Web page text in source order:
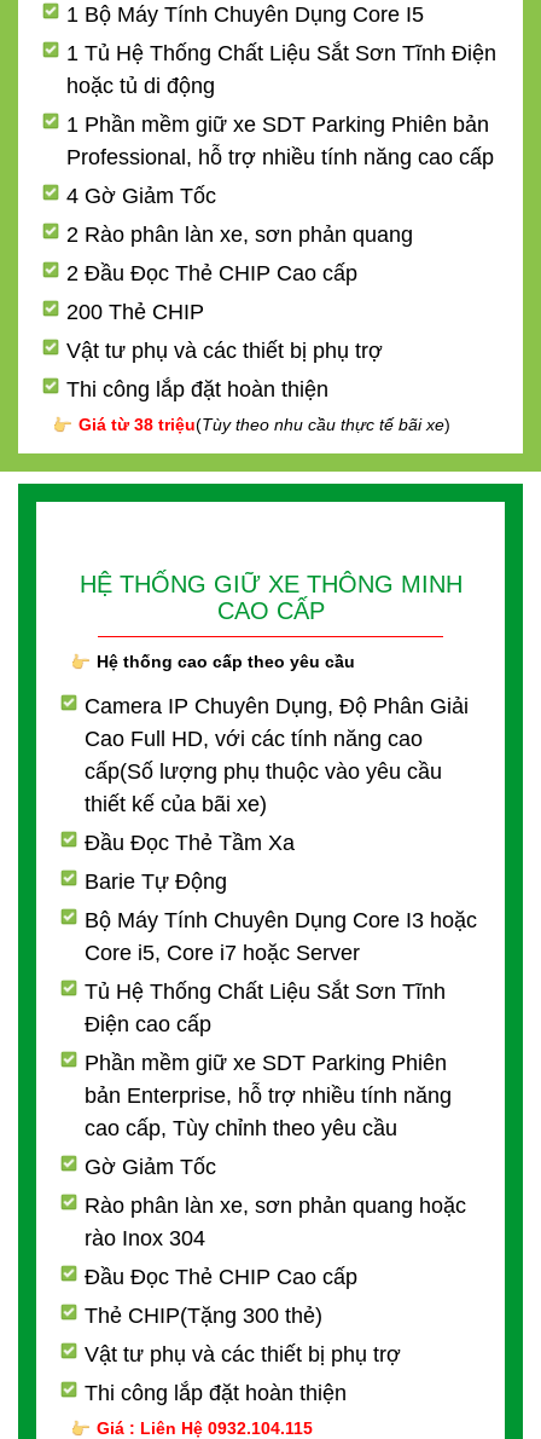
1 Bộ Máy Tính Chuyên Dụng Core I5
1 Tủ Hệ Thống Chất Liệu Sắt Sơn Tĩnh Điện
hoặc tủ di động
1 Phần mềm giữ xe SDT Parking Phiên bản
Professional, hỗ trợ nhiều tính năng cao cấp
4 Gờ Giảm Tốc
2 Rào phân làn xe, sơn phản quang
2 Đầu Đọc Thẻ CHIP Cao cấp
200 Thẻ CHIP
Vật tư phụ và các thiết bị phụ trợ
Thi công lắp đặt hoàn thiện
Giá từ 38 triệu(Tùy theo nhu cầu thực tế bãi xe)
HỆ THỐNG GIỮ XE THÔNG MINH
CAO CẤP
Hệ thống cao cấp theo yêu cầu
Camera IP Chuyên Dụng, Độ Phân Giải
Cao Full HD, với các tính năng cao
cấp(Số lượng phụ thuộc vào yêu cầu
thiết kế của bãi xe)
Đầu Đọc Thẻ Tầm Xa
Barie Tự Động
Bộ Máy Tính Chuyên Dụng Core I3 hoặc
Core i5, Core i7 hoặc Server
Tủ Hệ Thống Chất Liệu Sắt Sơn Tĩnh
Điện cao cấp
Phần mềm giữ xe SDT Parking Phiên
bản Enterprise, hỗ trợ nhiều tính năng
cao cấp, Tùy chỉnh theo yêu cầu
Gờ Giảm Tốc
Rào phân làn xe, sơn phản quang hoặc
rào Inox 304
Đầu Đọc Thẻ CHIP Cao cấp
Thẻ CHIP(Tặng 300 thẻ)
Vật tư phụ và các thiết bị phụ trợ
Thi công lắp đặt hoàn thiện
Giá : Liên Hệ 0932.104.115